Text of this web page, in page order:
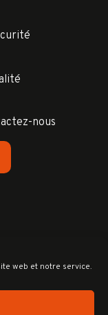
web et notre service.
nous